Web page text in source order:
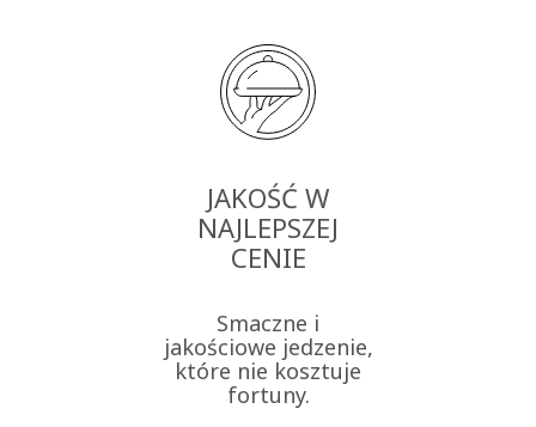
JAKOŚĆ W
NAJLEPSZEJ
CENIE
Smaczne i
jakościowe jedzenie,
które nie kosztuje
fortuny.